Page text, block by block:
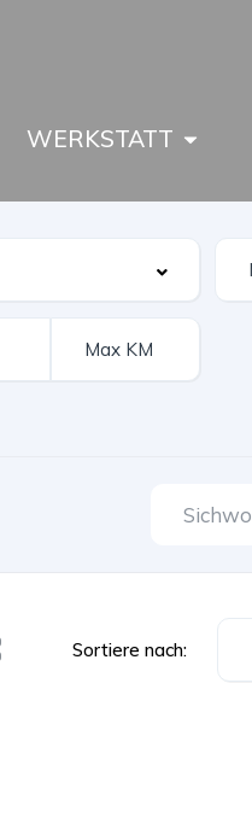
WERKSTATT
Sortiere nach: